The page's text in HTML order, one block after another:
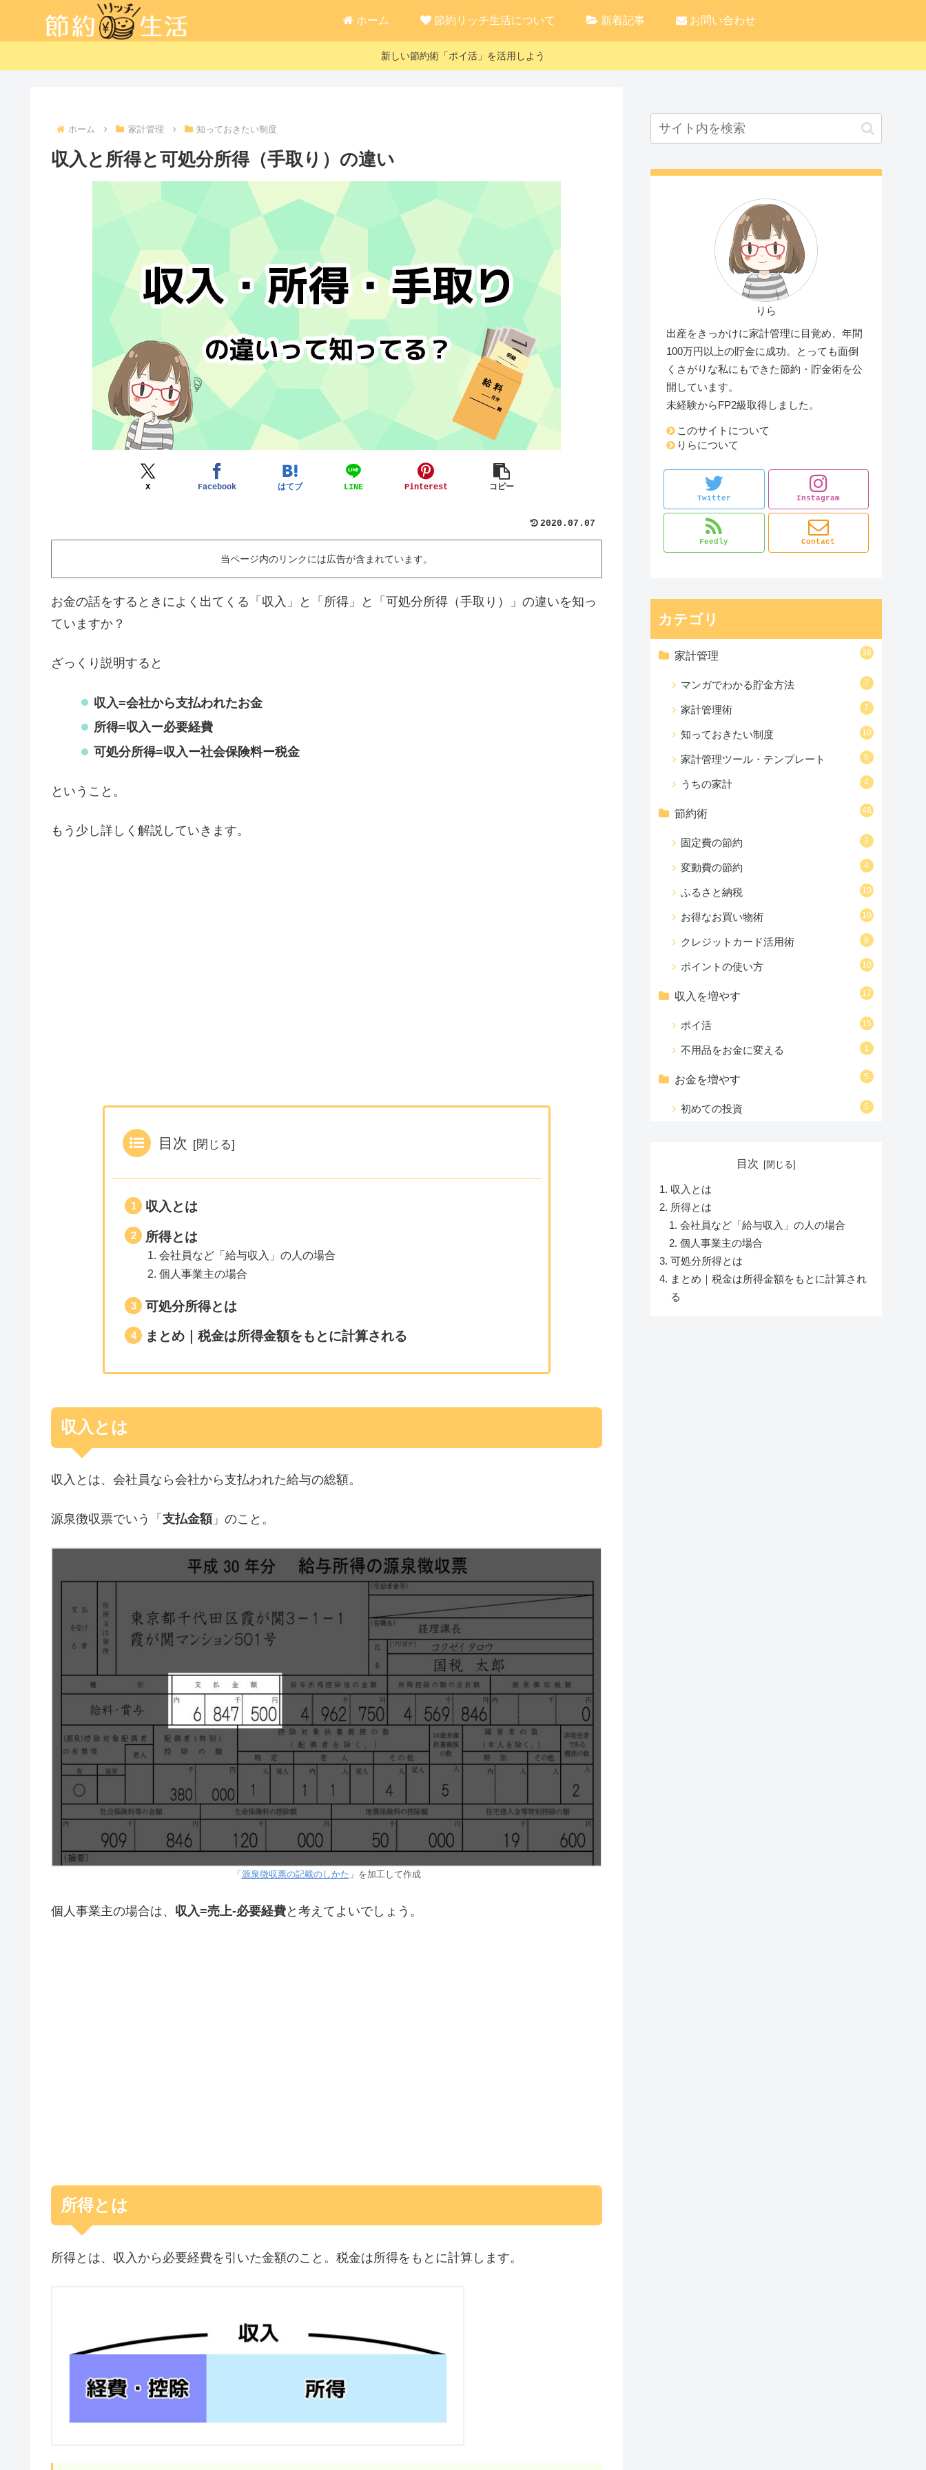
ホーム 節約リッチ生活について 新着記事 お問い合わせ
新しい節約術「ポイ活」を活用しよう
ホーム 家計管理 知っておきたい制度
収入と所得と可処分所得（手取り）の違い
X Facebook はてブ LINE Pinterest コピー
2020.07.07
当ページ内のリンクには広告が含まれています。
お金の話をするときによく出てくる「収入」と「所得」と「可処分所得（手取り）」の違いを知っ
ていますか？
ざっくり説明すると
収入=会社から支払われたお金
所得=収入ー必要経費
可処分所得=収入ー社会保険料ー税金
ということ。
もう少し詳しく解説していきます。
目次
収入とは
所得とは
会社員など「給与収入」の人の場合
個人事業主の場合
可処分所得とは
まとめ｜税金は所得金額をもとに計算される
収入とは
収入とは、会社員なら会社から支払われた給与の総額。
源泉徴収票でいう「 支払金額 」のこと。
「 源泉徴収票の記載のしかた 」を加工して作成
個人事業主の場合は、 収入=売上-必要経費と考えてよいでしょう。
所得とは
所得とは、収入から必要経費を引いた金額のこと。税金は所得をもとに計算します。
りら
出産をきっかけに家計管理に目覚め、年間
100万円以上の貯金に成功。とっても面倒
くさがりな私にもできた節約・貯金術を公
開しています。
未経験からFP2級取得しました。
このサイトについて
りらについて
Twitter Instagram
Feedly Contact
カテゴリ
家計管理 36
マンガでわかる貯金方法 7
家計管理術 7
知っておきたい制度 10
家計管理ツール・テンプレート 8
うちの家計 4
節約術 46
固定費の節約 3
変動費の節約 4
ふるさと納税 10
お得なお買い物術 10
クレジットカード活用術 9
ポイントの使い方 10
収入を増やす 17
ポイ活 15
不用品をお金に変える 1
お金を増やす 5
初めての投資 5
目次
収入とは
所得とは
会社員など「給与収入」の人の場合
個人事業主の場合
可処分所得とは
まとめ｜税金は所得金額をもとに計算され
る